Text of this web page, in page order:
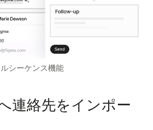
シーケンス機能
連絡先をインポー